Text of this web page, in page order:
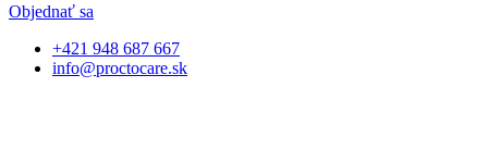
Objednať sa
+421 948 687 667
info@proctocare.sk